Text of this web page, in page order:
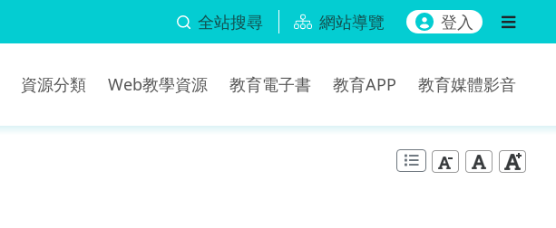
全站搜尋 網站導覽 登入
資源分類 Web教學資源 教育電子書 教育APP 教育媒體影音